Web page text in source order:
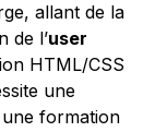
allant de la
de l’user
HTML/CSS
une
formation